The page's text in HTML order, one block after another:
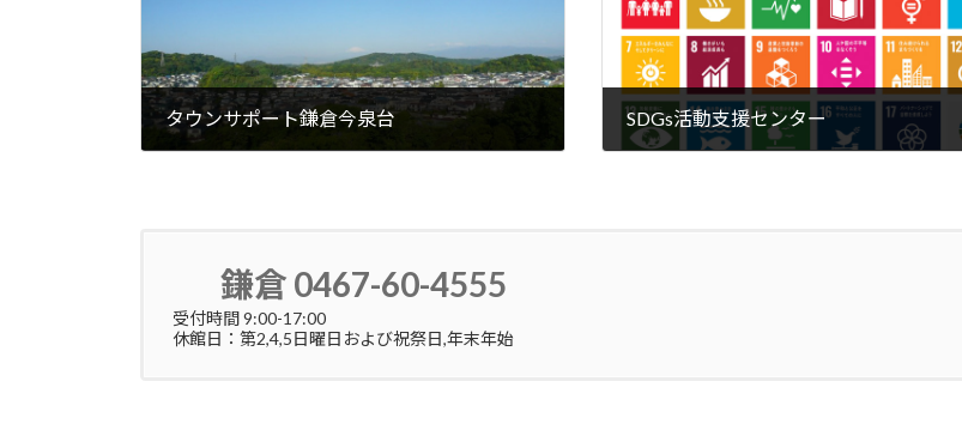
タウンサポート鎌倉今泉台 SDGs活動支援センター
鎌倉 0467-60-4555
受付時間 9:00-17:00
休館日：第2,4,5日曜日および祝祭日,年末年始